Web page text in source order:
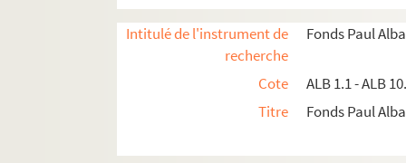
Intitulé de l'instrument de
recherche
Fonds Paul
Cote
ALB 1.1 - ALB
Titre
Fonds Paul
Salonique 1916 - Cimetière